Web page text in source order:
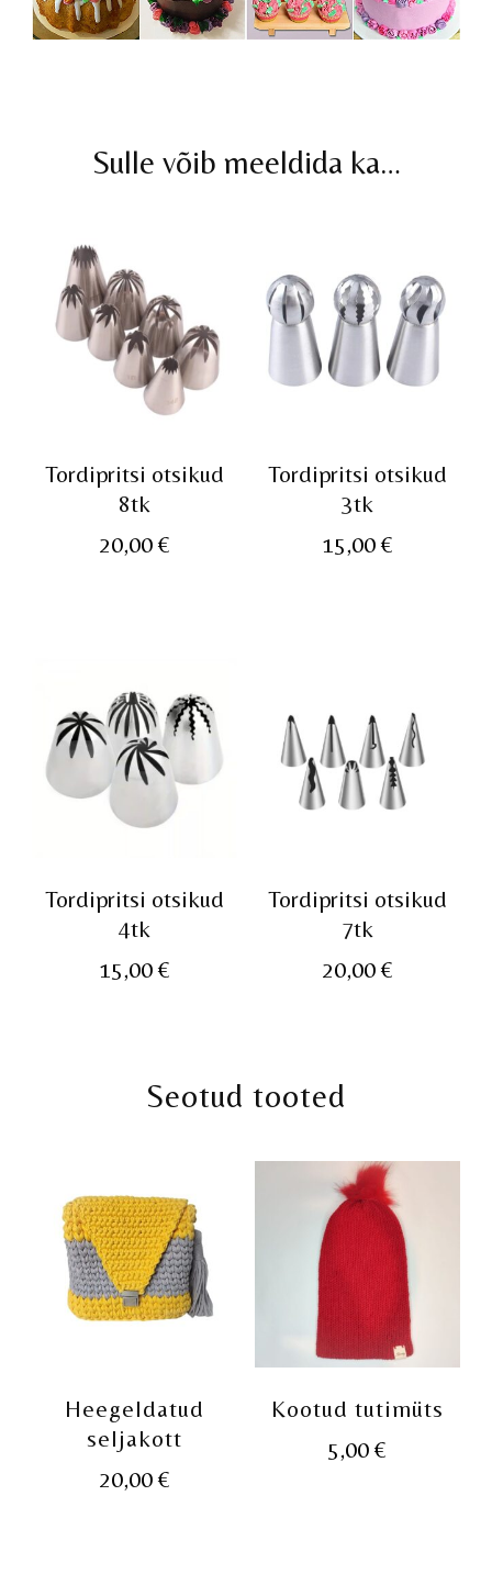
Sulle võib meeldida ka…
Tordipritsi otsikud
8tk
20,00€
Tordipritsi otsikud
3tk
15,00 €
Tordipritsi otsikud
4tk
15,00€
Tordipritsi otsikud
7tk
20,00 €
Seotud tooted
Heegeldatud
seljakott
20,00€
Kootud tutimüts
5,00€